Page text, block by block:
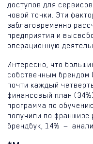
доступов для
новой точки. Эти
заблаговременно
предприятия и
операционную
Интересно, что
собственным брендом
почти каждый
финансовый план
программа по
получили по франшизе
брендбук, 14% —